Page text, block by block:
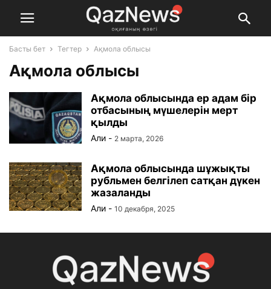
Басты бет Тегтер Ақмола облысы
Ақмола облысы
Ақмола облысында ер адам бір
отбасының мүшелерін мерт
қылды
Али - 2 марта, 2026
Ақмола облысында шұжықты
рубльмен белгілеп сатқан дүкен
жазаланды
Али - 10 декабря, 2025